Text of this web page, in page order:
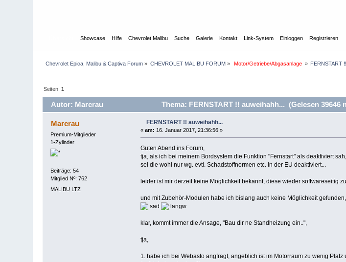
Showcase Hilfe Chevrolet Malibu Suche Galerie Kontakt Link-System Einloggen Registrieren
Chevrolet Epica, Malibu & Captiva Forum » CHEVROLET MALIBU FORUM» Motor/Getriebe/Abgasanlage » FERNSTART
Seiten:1
Autor: Marcrau Thema: FERNSTART !! auweihahh... (Gelesen 39646
Marcrau
Premium-Mitglieder
1-Zylinder
Beiträge: 54
Mitglied Nº: 762
MALIBU LTZ
FERNSTART !! auweihahh...
« am: 16. Januar 2017, 21:36:56 »
Guten Abend ins Forum,
tja, als ich bei meinem Bordsystem die Funktion "Fernstart" als deaktiviert
sei die wohl nur wg. evtl. Schadstoffnormen etc. in der EU deaktiviert...
leider ist mir derzeit keine Möglichkeit bekannt, diese wieder softwareseitig
und mit Zubehör-Modulen habe ich bislang auch keine Möglichkeit
klar, kommt immer die Ansage, "Bau dir ne Standheizung ein..",
tja,
1. habe ich bei Webasto angfragt, angeblich ist im Motorraum zu wenig